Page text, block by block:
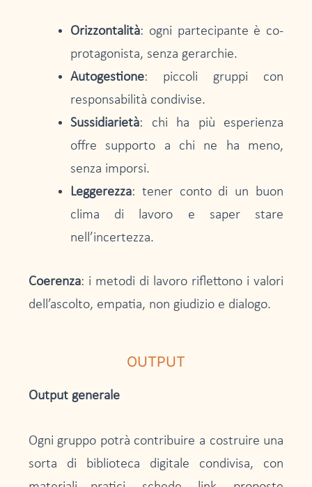
Orizzontalità: ogni partecipante è co-
protagonista, senza gerarchie.
Autogestione: piccoli gruppi con
responsabilità condivise.
Sussidiarietà: chi ha più esperienza
offre supporto a chi ne ha meno,
senza imporsi.
Leggerezza: tener conto di un buon
clima di lavoro e saper stare
nell’incertezza.
Coerenza: i metodi di lavoro riflettono i valori
dell’ascolto, empatia, non giudizio e dialogo.
OUTPUT
Output generale
Ogni gruppo potrà contribuire a costruire una
sorta di biblioteca digitale condivisa, con